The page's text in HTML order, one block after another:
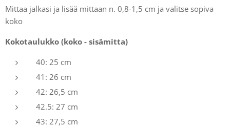
Mittaa jalkasi ja lisää mittaan n. 0,8-1,5 cm ja valitse sopiva
koko
Kokotaulukko (koko - sisämitta)
40: 25 cm
41: 26 cm
42: 26,5 cm
42.5: 27 cm
43: 27,5 cm